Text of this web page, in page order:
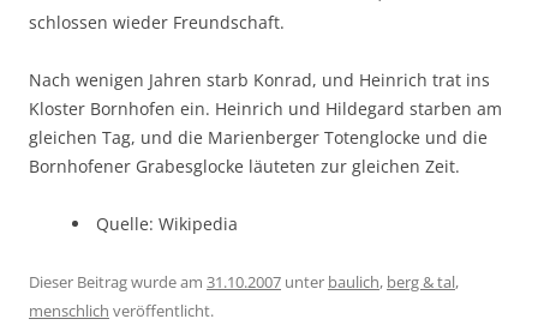
schlossen wieder Freundschaft.
Nach wenigen Jahren starb Konrad, und Heinrich trat ins
Kloster Bornhofen ein. Heinrich und Hildegard starben am
gleichen Tag, und die Marienberger Totenglocke und die
Bornhofener Grabesglocke läuteten zur gleichen Zeit.
Quelle: Wikipedia
Dieser Beitrag wurde am 31.10.2007 unter baulich, berg & tal,
menschlich veröffentlicht.